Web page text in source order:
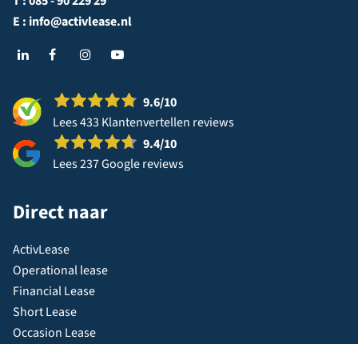
E : info@activlease.nl
9.6/10
Lees 433 Klantenvertellen reviews
9.4/10
Lees 237 Google reviews
Direct naar
ActivLease
Operational lease
Financial Lease
Short Lease
Occasion Lease